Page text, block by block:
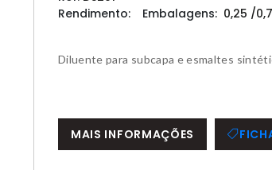
Rendimento:
Embalagens: 0,25 /
Diluente para subcapa e esmaltes
MAIS INFORMAÇÕES